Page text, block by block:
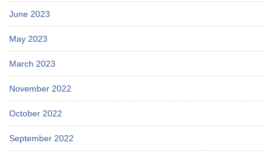
June 2023
May 2023
March 2023
November 2022
October 2022
September 2022